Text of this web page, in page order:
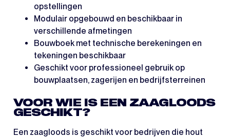
opstellingen
Modulair opgebouwd en beschikbaar in
verschillende afmetingen
Bouwboek met technische berekeningen en
tekeningen beschikbaar
Geschikt voor professioneel gebruik op
bouwplaatsen, zagerijen en bedrijfsterreinen
VOOR WIE IS EEN ZAAGLOODS
GESCHIKT?
Een zaagloods is geschikt voor bedrijven die hout